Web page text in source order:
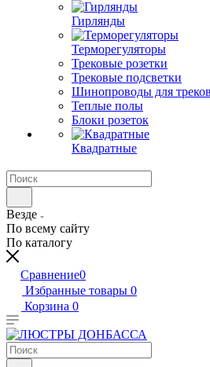
Гирлянды
Терморегуляторы
Трековые розетки
Трековые подсветки
Шинопроводы для
Теплые полы
Блоки розеток
Квадратные
Везде
По всему сайту
По каталогу
Сравнение0
Избранные товары 0
Корзина 0